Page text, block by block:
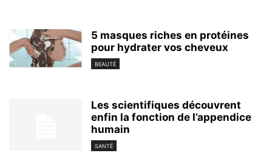
5 masques riches en protéines
pour hydrater vos cheveux
BEAUTÉ
Les scientifiques découvrent
enfin la fonction de l’appendice
humain
SANTÉ